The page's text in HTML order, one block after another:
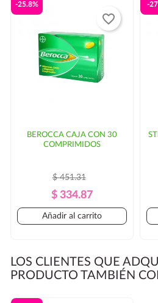
BEROCCA CAJA CON 30
COMPRIMIDOS
Precio
Regular
$ 451.31
Precio
$ 334.87
-25.8%
Añadir al carrito
favorite_border
-
LOS CLIENTES QUE
PRODUCTO TAMBIÉN